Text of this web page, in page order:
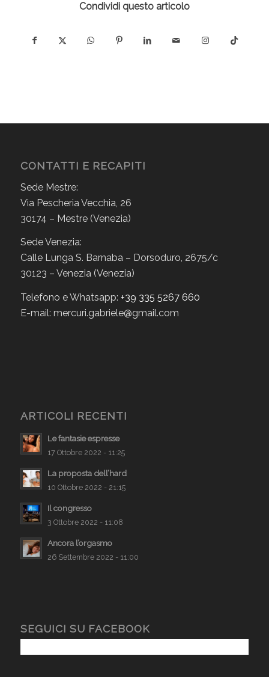
Condividi questo articolo
CONTATTI E RECAPITI
Sede Mestre:
Via Pescheria Vecchia, 26
30174 – Mestre (Venezia)
Sede Venezia:
Calle Lunga S. Barnaba – Dorsoduro, 2675/c
30123 – Venezia (Venezia)
Telefono e Whatsapp: +39 335 5267 660
E-mail: mercuri.gabriele@gmail.com
ARTICOLI RECENTI
Le fantasie espresse
17 Ottobre 2022 - 11:25
La proposta dell’hard
10 Ottobre 2022 - 21:15
Il congresso
3 Ottobre 2022 - 11:08
Ancora l’orgasmo
26 Settembre 2022 - 11:00
SEGUICI SU FACEBOOK